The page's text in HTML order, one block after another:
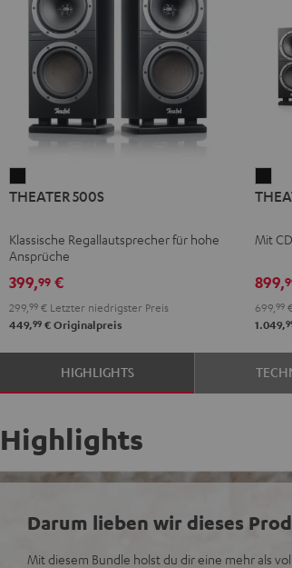
500S
THEATER 500S
Klassische Regallautsprecher für hohe
Ansprüche
399,99 €
299, 99 € Letzter niedrigster Preis
449,99 € Originalpreis
2
Mit
899,
699, 99
1.049,
HIGHLIGHTS
Highlights
Darum lieben wir dieses
Mit diesem Bundle holst du dir eine mehr als